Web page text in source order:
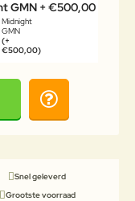
Midnight
GMN
(+
€500,00)
Snel geleverd
Grootste voorraad